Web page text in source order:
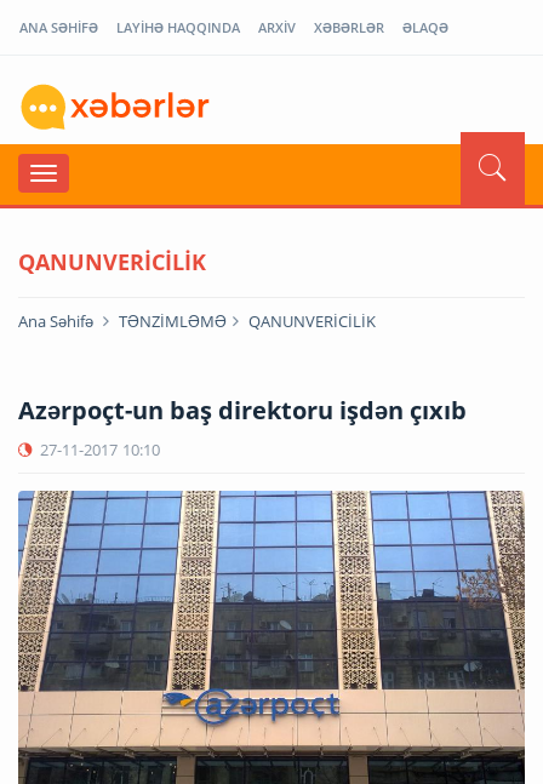
ANA SƏHİFƏ LAYİHƏ HAQQINDA ARXİV XƏBƏRLƏR ƏLAQƏ
QANUNVERİCİLİK
Ana Səhifə TƏNZİMLƏMƏ QANUNVERİCİLİK
Azərpoçt-un baş direktoru işdən çıxıb
27-11-2017 10:10